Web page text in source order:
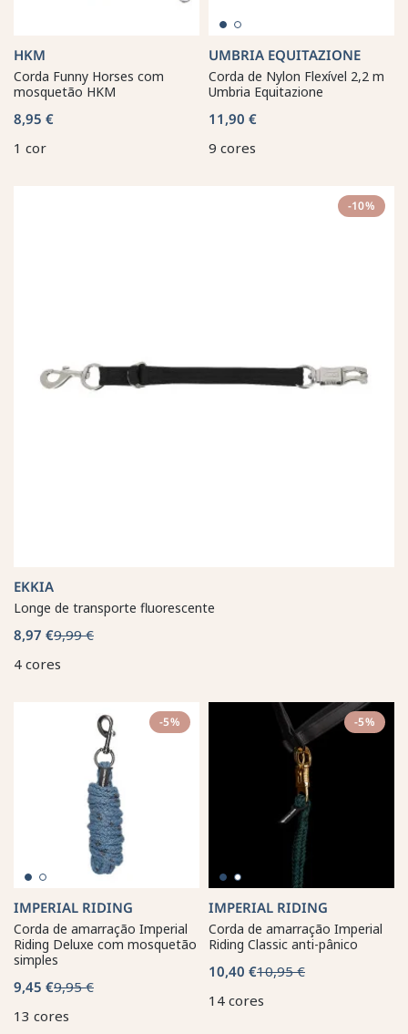
HKM
Corda Funny Horses com
mosquetão HKM
8,95 €
1 cor
UMBRIA EQUITAZIONE
Corda de Nylon Flexível 2,2 m
Umbria Equitazione
11,90 €
9 cores
-10%
EKKIA
Longe de transporte fluorescente
8,97 €9,99 €
4 cores
-5%
IMPERIAL RIDING
Corda de amarração Imperial
Riding Deluxe com mosquetão
simples
9,45 €9,95 €
13 cores
-5%
IMPERIAL RIDING
Corda de amarração Imperial
Riding Classic anti-pânico
10,40 €10,95 €
14 cores